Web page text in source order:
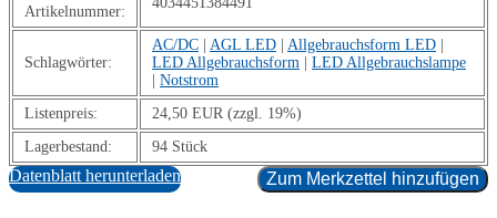
Artikelnummer:
Schlagwörter:
AC/DC AGL LED Allgebrauchsform LED
LED Allgebrauchsform
LED Allgebrauchslampe
Notstrom
Listenpreis:
24,50 EUR (zzgl. 19%)
Lagerbestand:
94 Stück
Datenblatt herunterladen Zum Merkzettel hinzufügen